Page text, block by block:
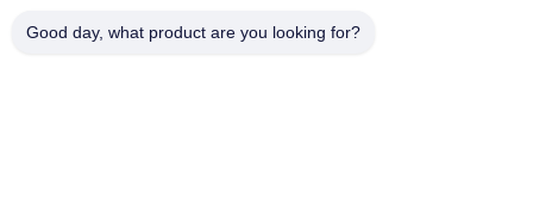
Good day, what product are you looking for?